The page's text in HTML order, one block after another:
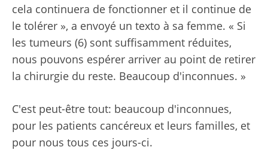
cela continuera de fonctionner et il continue de
le tolérer », a envoyé un texto à sa femme. « Si
les tumeurs (6) sont suffisamment réduites,
nous pouvons espérer arriver au point de retirer
la chirurgie du reste. Beaucoup d'inconnues. »
C'est peut-être tout: beaucoup d'inconnues,
pour les patients cancéreux et leurs familles, et
pour nous tous ces jours-ci.